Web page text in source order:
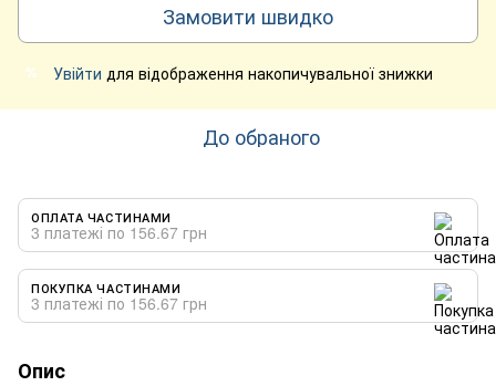
Замовити швидко
% Увійти для відображення накопичувальної знижки
До обраного
ОПЛАТА ЧАСТИНАМИ
3 платежі по 156.67 грн
ПОКУПКА ЧАСТИНАМИ
3 платежі по 156.67 грн
Опис